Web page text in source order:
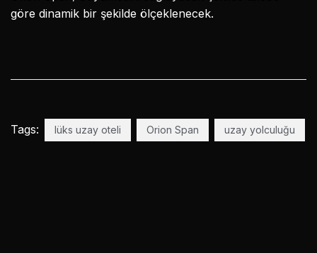
göre dinamik bir şekilde ölçeklenecek.
Tags: lüks uzay oteli Orion Span uzay yolculuğu